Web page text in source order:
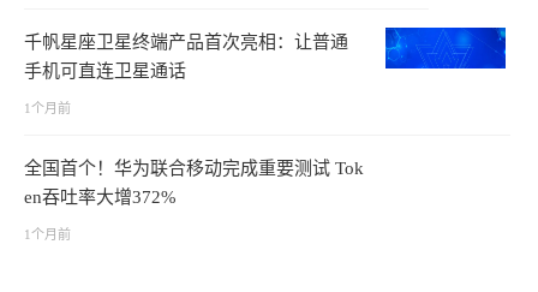
千帆星座卫星终端产品首次亮相：让普通
手机可直连卫星通话
1个月前
全国首个！华为联合移动完成重要测试 Tok
en吞吐率大增372%
1个月前